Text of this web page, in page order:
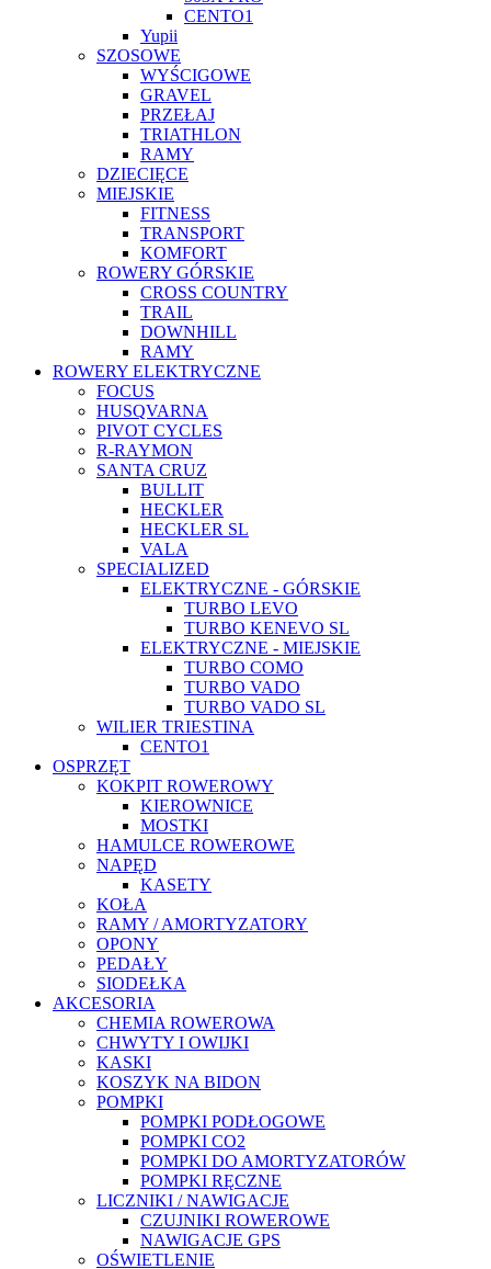
CENTO1
Yupii
SZOSOWE
WYŚCIGOWE
GRAVEL
PRZEŁAJ
TRIATHLON
RAMY
DZIECIĘCE
MIEJSKIE
FITNESS
TRANSPORT
KOMFORT
ROWERY GÓRSKIE
CROSS COUNTRY
TRAIL
DOWNHILL
RAMY
ROWERY ELEKTRYCZNE
FOCUS
HUSQVARNA
PIVOT CYCLES
R-RAYMON
SANTA CRUZ
BULLIT
HECKLER
HECKLER SL
VALA
SPECIALIZED
ELEKTRYCZNE - GÓRSKIE
TURBO LEVO
TURBO KENEVO SL
ELEKTRYCZNE - MIEJSKIE
TURBO COMO
TURBO VADO
TURBO VADO SL
WILIER TRIESTINA
CENTO1
OSPRZĘT
KOKPIT ROWEROWY
KIEROWNICE
MOSTKI
HAMULCE ROWEROWE
NAPĘD
KASETY
KOŁA
RAMY / AMORTYZATORY
OPONY
PEDAŁY
SIODEŁKA
AKCESORIA
CHEMIA ROWEROWA
CHWYTY I OWIJKI
KASKI
KOSZYK NA BIDON
POMPKI
POMPKI PODŁOGOWE
POMPKI CO2
POMPKI DO AMORTYZATORÓW
POMPKI RĘCZNE
LICZNIKI / NAWIGACJE
CZUJNIKI ROWEROWE
NAWIGACJE GPS
OŚWIETLENIE